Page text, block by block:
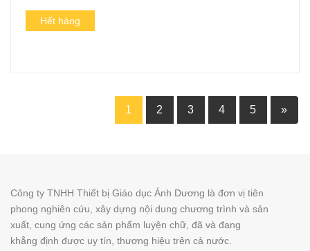
Hết hàng
1 2 3 4 5 »
Công ty TNHH Thiết bị Giáo dục Ánh Dương là đơn vị tiên
phong nghiên cứu, xây dựng nội dung chương trình và sản
xuất, cung ứng các sản phẩm luyện chữ, đã và đang
khẳng định được uy tín, thương hiệu trên cả nước.